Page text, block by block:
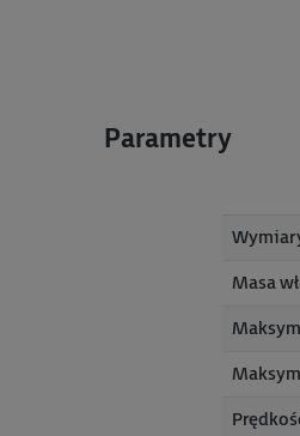
Parametry
Masa